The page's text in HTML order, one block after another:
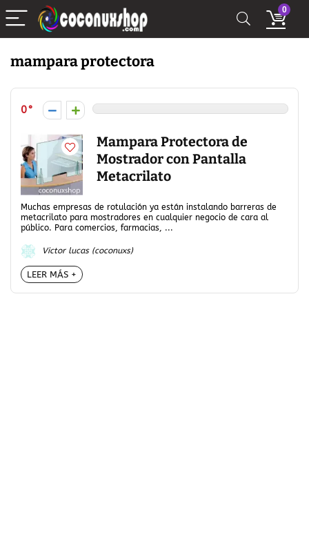
0
mampara protectora
0
Mampara Protectora de
Mostrador con Pantalla
Metacrilato
Muchas empresas de rotulación ya están instalando barreras de
metacrilato para mostradores en cualquier negocio de cara al
público. Para comercios, farmacias, ...
Victor lucas (coconuxs)
LEER MÁS +